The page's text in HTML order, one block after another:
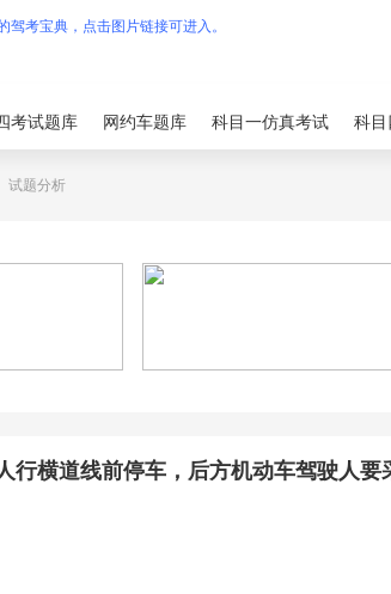
考试题库 网约车题库 科目一仿真考试 科目
试题分析
行横道线前停车，后方机动车驾驶人